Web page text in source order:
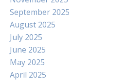
September 2025
August 2025
July 2025
June 2025
May 2025
April 2025